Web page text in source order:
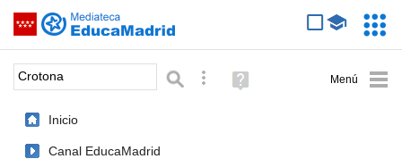
Saltar navegación
Palabra o frase: Búsqueda avanzada
Ayuda
(en
Inicio
Canal EducaMadrid